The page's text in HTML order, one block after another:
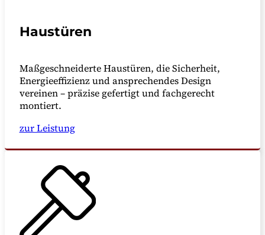
Haustüren
Maßgeschneiderte Haustüren, die Sicherheit,
Energieeffizienz und ansprechendes Design
vereinen – präzise gefertigt und fachgerecht
montiert.
zur Leistung